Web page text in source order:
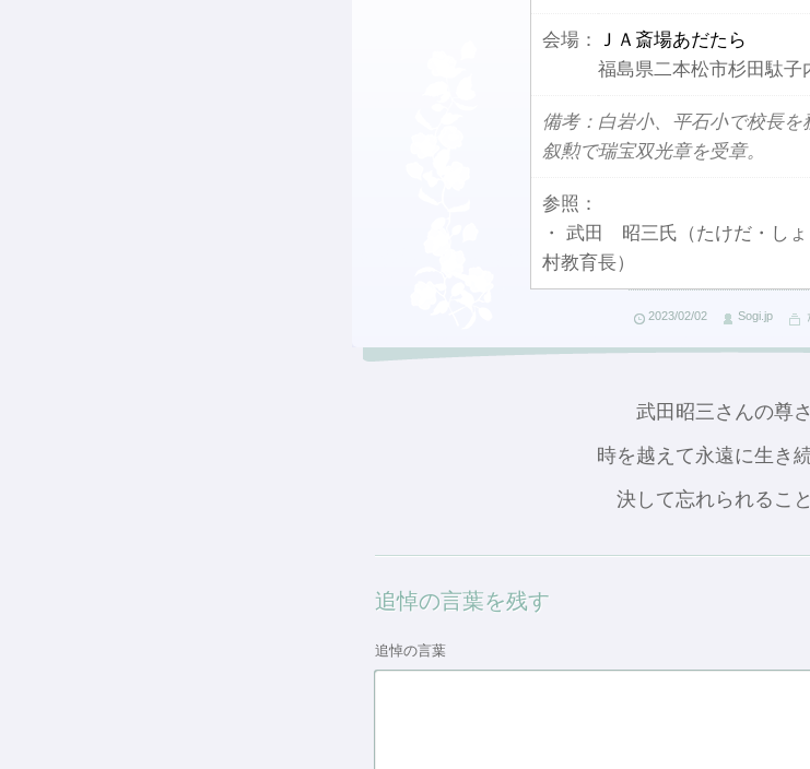
会場：
ＪＡ斎場あだたら
福島県二本松市杉田駄子
備考：白岩小、平石小で校長を
叙勲で瑞宝双光章を受章。
参照：
・ 武田 昭三氏（たけだ・し
村教育長）
2023/02/02 Sogi.jp
武田昭三さんの尊
時を越えて永遠に生き
決して忘れられるこ
追悼の言葉を残す
追悼の言葉